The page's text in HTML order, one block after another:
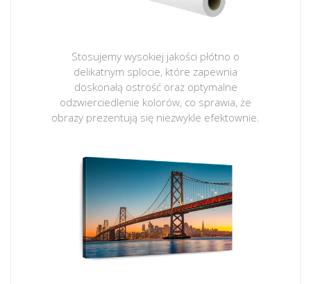
Stosujemy wysokiej jakości płótno o
delikatnym splocie, które zapewnia
doskonałą ostrość oraz optymalne
odzwierciedlenie kolorów, co sprawia, że
obrazy prezentują się niezwykle efektownie.